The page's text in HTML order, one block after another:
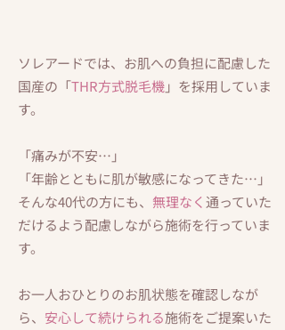
ソレアードでは、お肌への負担に配慮した
国産の「THR方式脱毛機」を採用していま
す。
「痛みが不安…」
「年齢とともに肌が敏感になってきた…」
そんな40代の方にも、 無理なく 通っていた
だけるよう配慮しながら施術を行っていま
す。
お一人おひとりのお肌状態を確認しなが
ら、 安心して続けられる施術をご提案いた